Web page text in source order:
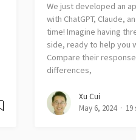
We just developed an
with ChatGPT, Claude,
time! Imagine having
side, ready to help you
Compare their
differences,
Xu Cui
May 6, 2024
19